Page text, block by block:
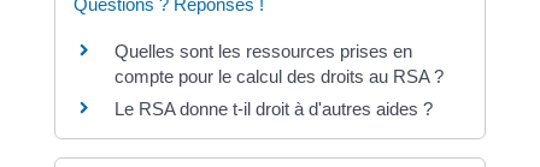
Quelles sont les ressources prises en
compte pour le calcul des droits au RSA ?
Le RSA donne t-il droit à d'autres aides ?